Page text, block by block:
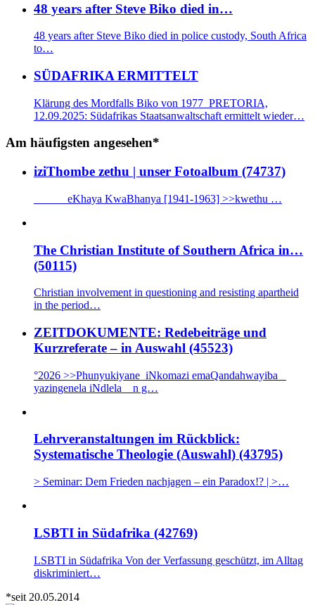
48 years after Steve Biko died in…
48 years after Steve Biko died in police custody, South Africa
to…
SÜDAFRIKA ERMITTELT
Klärung des Mordfalls Biko von 1977 PRETORIA,
12.09.2025: Südafrikas Staatsanwaltschaft ermittelt wieder…
Am häufigsten angesehen*
iziThombe zethu | unser Fotoalbum (74737)
eKhaya KwaBhanya [1941-1963] >>kwethu …
The Christian Institute of Southern Africa in…
(50115)
Christian involvement in questioning and resisting apartheid
in the period…
ZEITDOKUMENTE: Redebeiträge und
Kurzreferate – in Auswahl (45523)
°2026 >>Phunyukiyane iNkomazi emaQandahwayiba _
yazingenela iNdlela n g…
Lehrveranstaltungen im Rückblick:
Systematische Theologie (Auswahl) (43795)
> Seminar: Dem Frieden nachjagen – ein Paradox!? | >…
LSBTI in Südafrika (42769)
LSBTI in Südafrika Von der Verfassung geschützt, im Alltag
diskriminiert…
*seit 20.05.2014